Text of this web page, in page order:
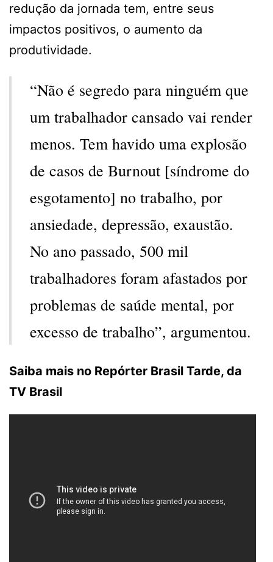
redução da jornada tem, entre seus
impactos positivos, o aumento da
produtividade.
“Não é segredo para ninguém que
um trabalhador cansado vai render
menos. Tem havido uma explosão
de casos de Burnout [síndrome do
esgotamento] no trabalho, por
ansiedade, depressão, exaustão.
No ano passado, 500 mil
trabalhadores foram afastados por
problemas de saúde mental, por
excesso de trabalho”, argumentou.
Saiba mais no Repórter Brasil Tarde, da
TV Brasil